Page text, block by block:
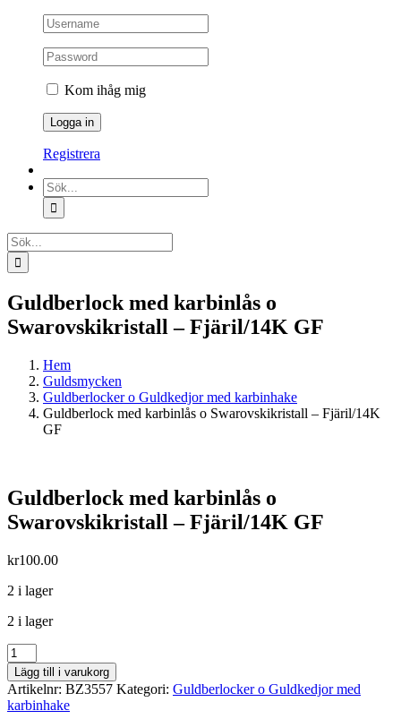
Kom ihåg mig
Registrera
Sök
efter:
Sök
efter:
Guldberlock med karbinlås o
Swarovskikristall – Fjäril/14K GF
Hem
Guldsmycken
Guldberlocker o Guldkedjor med karbinhake
Guldberlock med karbinlås o Swarovskikristall – Fjäril/14K
GF
Guldberlock med karbinlås o
Swarovskikristall – Fjäril/14K GF
kr100.00
2 i lager
2 i lager
Guldberlock
med
karbinlås
o
Swarovskikristall
Lägg till i varukorg
Artikelnr: BZ3557 Kategori: Guldberlocker o Guldkedjor med
karbinhake